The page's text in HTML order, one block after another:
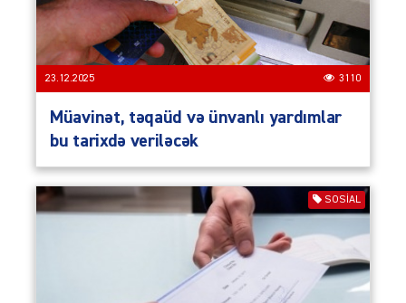
23.12.2025 3110
Müavinət, təqaüd və ünvanlı yardımlar
bu tarixdə veriləcək
SOSIAL